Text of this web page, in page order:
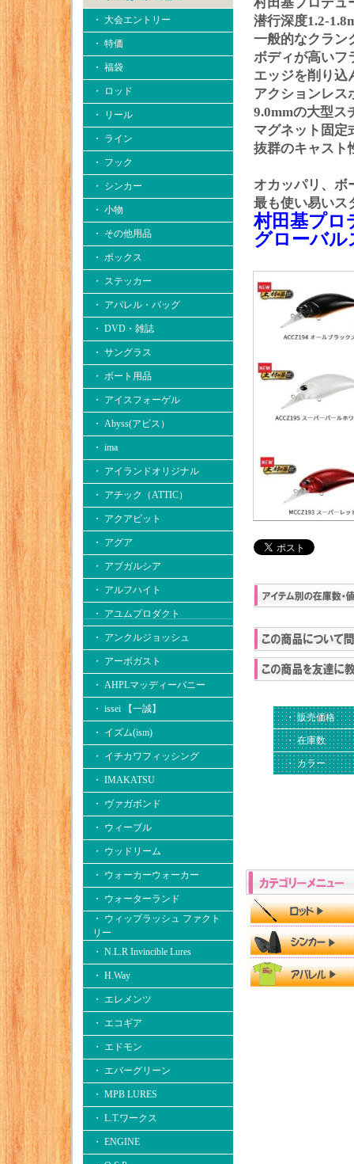
・ 大会エントリー
・ 特価
・ 福袋
・ ロッド
・ リール
・ ライン
・ フック
・ シンカー
・ 小物
・ その他用品
・ ボックス
・ ステッカー
・ アパレル・バッグ
・ DVD・雑誌
・ サングラス
・ ボート用品
・ アイスフォーゲル
・ Abyss(アビス）
・ ima
・ アイランドオリジナル
・ アチック（ATTIC）
・ アクアビット
・ アグア
・ アブガルシア
・ アルフハイト
・ アユムプロダクト
・ アンクルジョッシュ
・ アーボガスト
・ AHPLマッディーバニー
・ issei 【一誠】
・ イズム(ism)
・ イチカワフィッシング
・ IMAKATSU
・ ヴァガボンド
・ ウィーブル
・ ウッドリーム
・ ウォーカーウォーカー
・ ウォーターランド
・ ウィップラッシュ ファクト
リー
・ N.L.R Invincible Lures
・ H.Way
・ エレメンツ
・ エコギア
・ エドモン
・ エバーグリーン
・ MPB LURES
・ L.T.ワークス
・ ENGINE
潜行深度1.2-
一般的なクラン
ボディが高いフ
エッジを削り込
アクションレス
9.0mmの大型ス
マグネット固定
抜群のキャスト
オカッパリ、ボ
最も使い易いス
村田基プロ
グローバ
・ 販売価格
・ 在庫数
・ カラー